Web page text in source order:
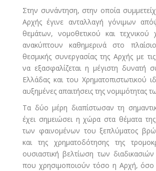
Στην συνάντηση, στην οποία
Αρχής έγινε ανταλλαγή γόνιμων
θεμάτων, νομοθετικού και τεχνικού
ανακύπτουν καθημερινά στο
θεσμικής συνεργασίας της Αρχής με
να εξασφαλίζεται η μέγιστη δυνατή
Ελλάδας και του Χρηματοπιστωτικού
αυξημένες απαιτήσεις της νομιμότητας
Τα δύο μέρη διαπίστωσαν τη
έχει σημειώσει η χώρα στα θέματα
των φαινομένων του ξεπλύματος
και της χρηματοδότησης της
ουσιαστική βελτίωση των
που χρησιμοποιούν τόσο η Αρχή, όσο